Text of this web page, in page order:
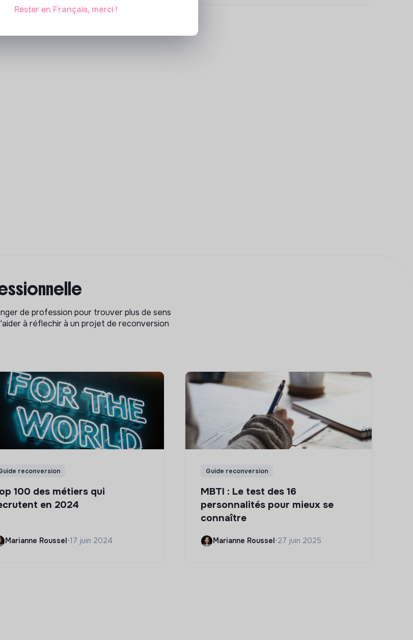
de profession pour trouver plus de sens
à réflechir à un projet de reconversion
reconversion
100 des métiers qui
en 2024
Marianne Roussel•17 juin 2024
Guide reconversion
MBTI : Le test des 16
personnalités pour mieux se
connaître
Marianne Roussel•27 juin 2025
Rester en Français, merci !